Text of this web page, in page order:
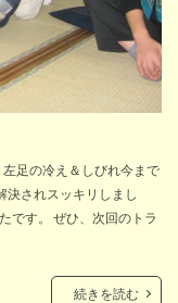
足の冷え＆しびれ今まで
決されスッキリしまし
です。 ぜひ、次回のトラ
続きを読む